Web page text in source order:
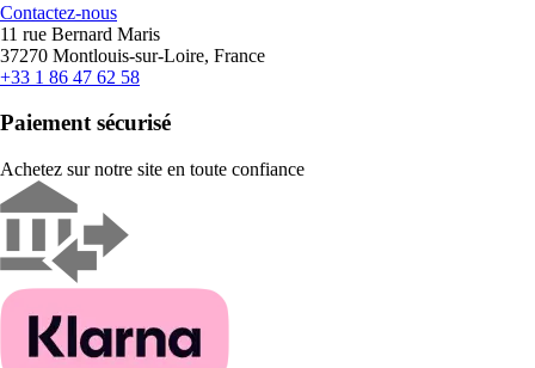
Contactez-nous
11 rue Bernard Maris
37270 Montlouis-sur-Loire, France
+33 1 86 47 62 58
Paiement sécurisé
Achetez sur notre site en toute confiance